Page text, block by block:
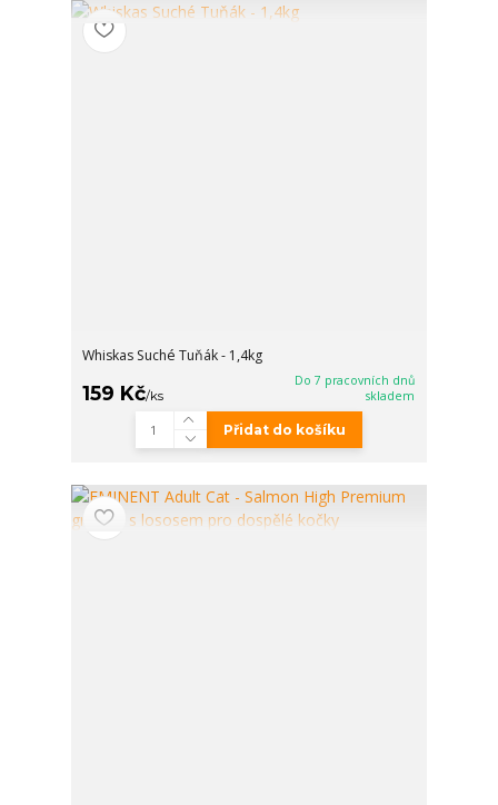
Whiskas Suché Tuňák - 1,4kg
159 Kč/ks
Do 7 pracovních dnů
skladem
Přidat do košíku